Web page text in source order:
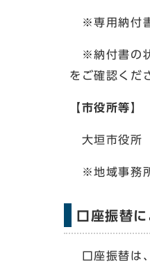
※専用納付書
※納付書の状
をご確認くだ
【市役所等】
大垣市役所
※地域事務所
口座振替
口座振替は